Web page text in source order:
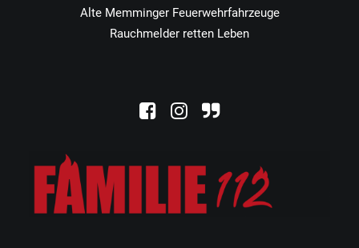
Alte Memminger Feuerwehrfahrzeuge
Rauchmelder retten Leben